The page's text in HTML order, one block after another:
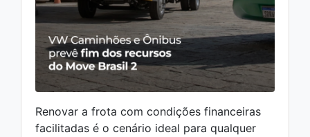
Renovar a frota com condições financeiras
facilitadas é o cenário ideal para qualquer